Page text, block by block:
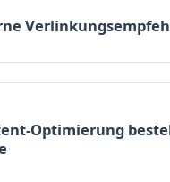
Optimierung